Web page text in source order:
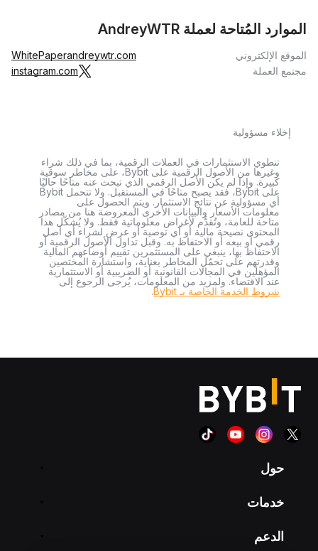
الموارد المُتاحة لعملة AndreyWTR
الموقع الإلكتروني andreywtr.com
WhitePaper
مجتمع العملة
instagram.com
إخلاء مسؤولية
تنطوي الاستثمارات في العملات الرقمية، بما في ذلك شراء
وغيرها من الأصول الرقمية على Bybit، على مخاطر سوقية
كبيرة. وإذا لم يكن الأصل الرقمي الذي تبحث عنه متاحًا حاليًا
على Bybit، فقد يصبح متاحًا في المستقبل. ولا تتحمل Bybit
أي مسؤولية عن نتائج الاستثمار. ويتم الحصول على
معلومات الأسعار والبيانات الأخرى المعروضة هنا من مصادر
متاحة للعامة، وتُقدَّم لأغراض معلوماتية فقط. ولا يُشكّل هذا
المحتوى نصيحة مالية أو أي توصية أو عرض لشراء أي أصل
رقمي أو بيعه أو الاحتفاظ به. وقبل تداول الأصول الرقمية أو
الاحتفاظ بها، ينبغي على المستثمرين تقييم أوضاعهم المالية
وقدرتهم على تحمّل المخاطر بعناية، واستشارة المختصين
المؤهلين في المجالات القانونية أو الضريبية أو الاستثمارية
عند الاقتضاء. ولمزيد من المعلومات، يُرجى الرجوع إلى
شروط الخدمة الخاصة بـ Bybit
.
حول
خدمات
الدعم